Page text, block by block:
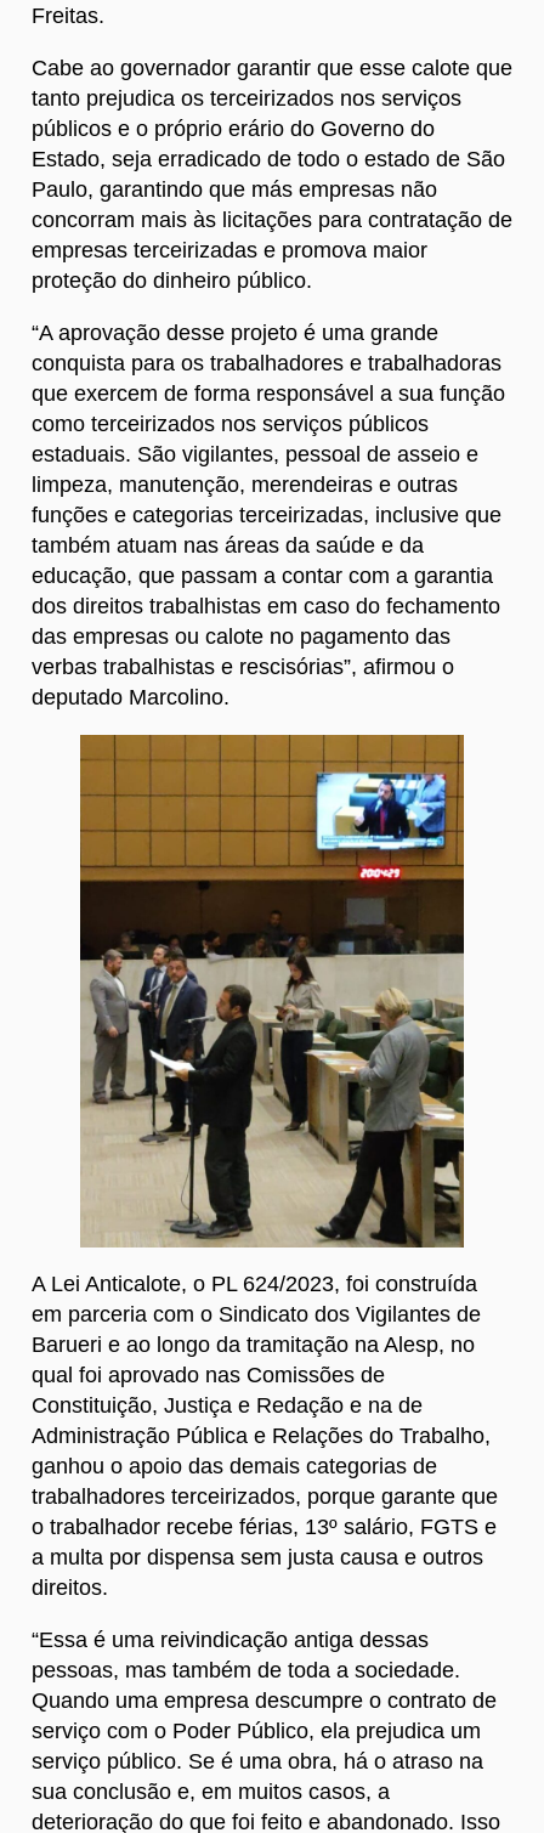
Freitas.
Cabe ao governador garantir que esse calote que
tanto prejudica os terceirizados nos serviços
públicos e o próprio erário do Governo do
Estado, seja erradicado de todo o estado de São
Paulo, garantindo que más empresas não
concorram mais às licitações para contratação de
empresas terceirizadas e promova maior
proteção do dinheiro público.
“A aprovação desse projeto é uma grande
conquista para os trabalhadores e trabalhadoras
que exercem de forma responsável a sua função
como terceirizados nos serviços públicos
estaduais. São vigilantes, pessoal de asseio e
limpeza, manutenção, merendeiras e outras
funções e categorias terceirizadas, inclusive que
também atuam nas áreas da saúde e da
educação, que passam a contar com a garantia
dos direitos trabalhistas em caso do fechamento
das empresas ou calote no pagamento das
verbas trabalhistas e rescisórias”, afirmou o
deputado Marcolino.
A Lei Anticalote, o PL 624/2023, foi construída
em parceria com o Sindicato dos Vigilantes de
Barueri e ao longo da tramitação na Alesp, no
qual foi aprovado nas Comissões de
Constituição, Justiça e Redação e na de
Administração Pública e Relações do Trabalho,
ganhou o apoio das demais categorias de
trabalhadores terceirizados, porque garante que
o trabalhador recebe férias, 13º salário, FGTS e
a multa por dispensa sem justa causa e outros
direitos.
“Essa é uma reivindicação antiga dessas
pessoas, mas também de toda a sociedade.
Quando uma empresa descumpre o contrato de
serviço com o Poder Público, ela prejudica um
serviço público. Se é uma obra, há o atraso na
sua conclusão e, em muitos casos, a
deterioração do que foi feito e abandonado. Isso